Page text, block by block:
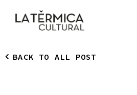
BACK TO ALL POST